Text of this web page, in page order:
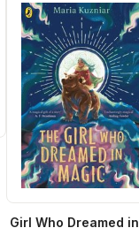
Girl Who Dreamed in